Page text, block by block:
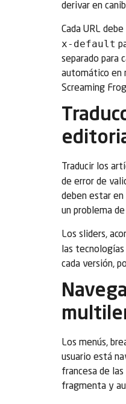
derivar en
Cada URL
x-default
separado para
automático en
Screaming
Traducir los
de error de
deben estar
un problema
Los sliders,
las
cada versión,
Los menús,
usuario está
francesa de las
fragmenta y